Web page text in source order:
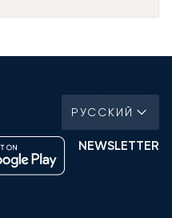
РУССКИЙ
NEWSLETTER